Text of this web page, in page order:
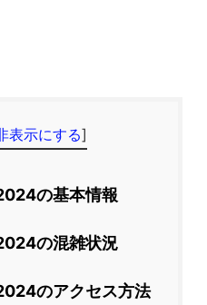
表示にする]
の基本情報
の混雑状況
のアクセス方法